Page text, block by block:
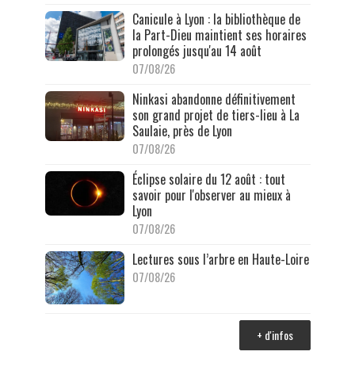
Canicule à Lyon : la bibliothèque de
la Part-Dieu maintient ses horaires
prolongés jusqu'au 14 août
07/08/26
Ninkasi abandonne définitivement
son grand projet de tiers-lieu à La
Saulaie, près de Lyon
07/08/26
Éclipse solaire du 12 août : tout
savoir pour l'observer au mieux à
Lyon
07/08/26
Lectures sous l’arbre en Haute-Loire
07/08/26
+ d'infos